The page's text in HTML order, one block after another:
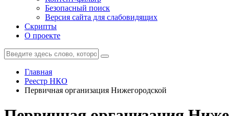
Безопасный поиск
Версия сайта для слабовидящих
Скрипты
О проекте
Главная
Реестр НКО
Первичная организация Нижегородской